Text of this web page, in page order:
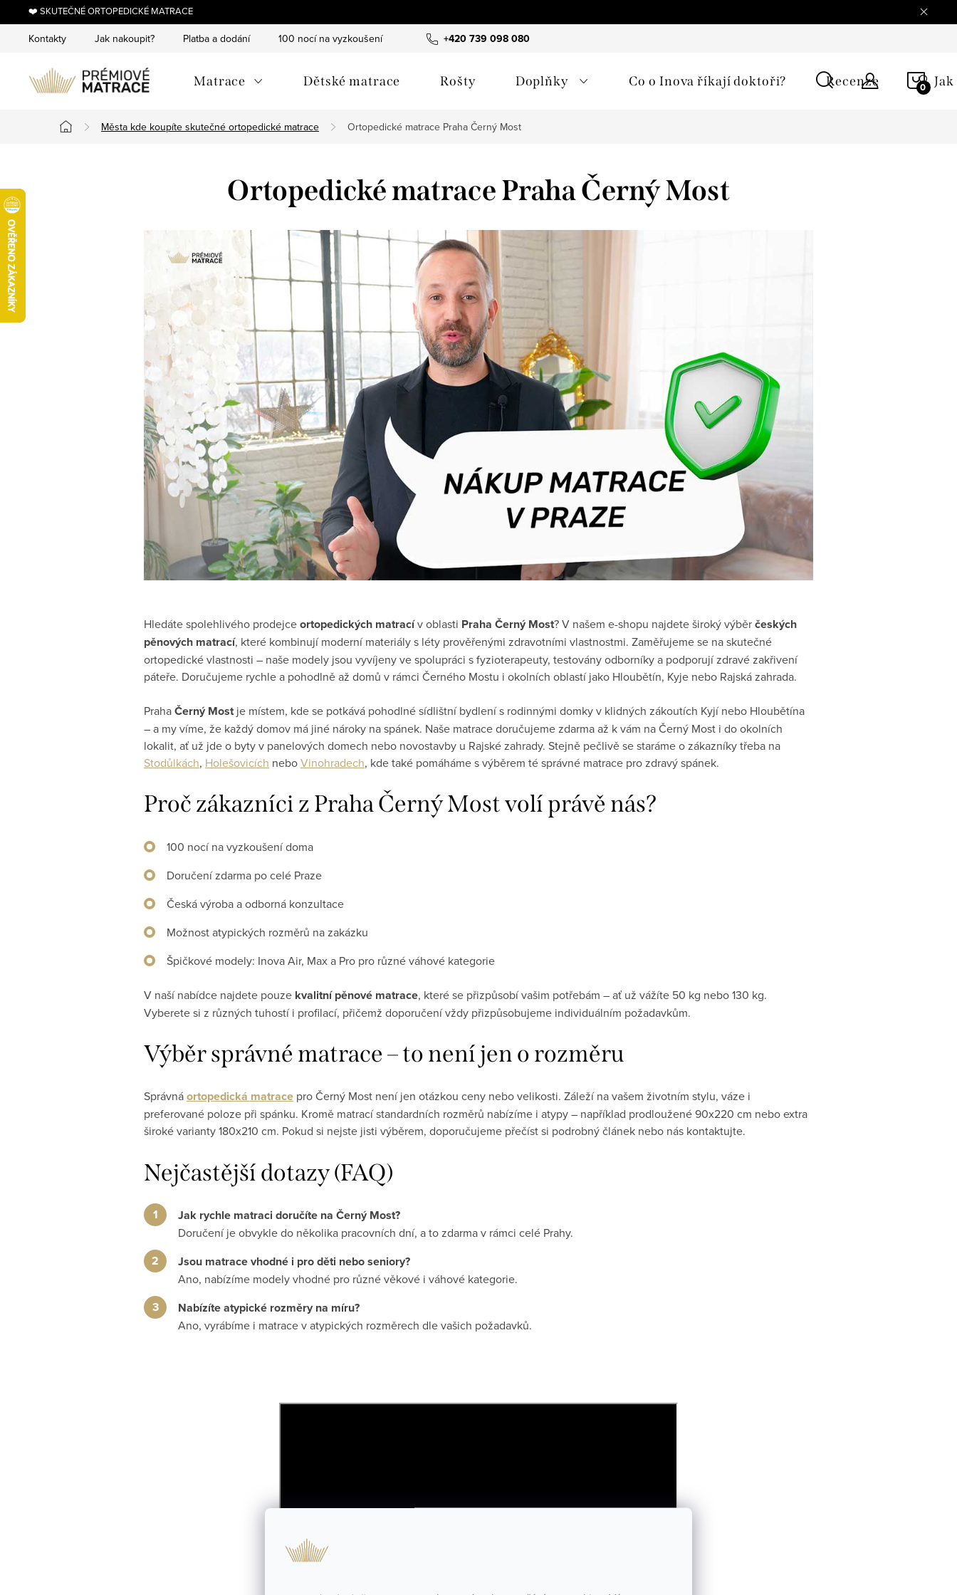
na
❤️ SKUTEČNÉ ORTOPEDICKÉ MATRACE
+420 739 098 080
Kontakty Jak nakoupit? Platba a dodání 100 nocí na vyzkoušení B2B spolupráce - hotely & designéři
Matrace Dětské matrace Rošty Doplňky Co o Inova říkají doktoři? Recenze 🔍
Domů
Města kde koupíte skutečné ortopedické matrace Ortopedické matrace Praha Černý Most
Ortopedické matrace Praha Černý Most
Hledáte spolehlivého prodejceortopedických matracív oblasti Praha Černý Most? V našem e-shopu najdete široký výběrčeských
pěnových matrací, které kombinují moderní materiály s léty prověřenými zdravotními vlastnostmi. Zaměřujeme se na skutečné
ortopedické vlastnosti – naše modely jsou vyvíjeny ve spolupráci s fyzioterapeuty, testovány odborníky a podporují zdravé zakřivení
páteře. Doručujeme rychle a pohodlně až domů v rámci Černého Mostu i okolních oblastí jako Hloubětín, Kyje nebo Rajská zahrada.
PrahaČerný Mostje místem, kde se potkává pohodlné sídlištní bydlení s rodinnými domky v klidných zákoutích Kyjí nebo Hloubětína
– a my víme, že každý domov má jiné nároky na spánek. Naše matrace doručujeme zdarma až k vám na Černý Most i do okolních
lokalit, ať už jde o byty v panelových domech nebo novostavby u Rajské zahrady. Stejně pečlivě se staráme o zákazníky třeba na
Stodůlkách, Holešovicích neboVinohradech, kde také pomáháme s výběrem té správné matrace pro zdravý spánek.
Proč zákazníci z Praha Černý Most volí právě nás?
100 nocí na vyzkoušení doma
Doručení zdarma po celé Praze
Česká výroba a odborná konzultace
Možnost atypických rozměrů na zakázku
Špičkové modely: Inova Air, Max a Pro pro různé váhové kategorie
V naší nabídce najdete pouze kvalitní pěnové matrace, které se přizpůsobí vašim potřebám – ať už vážíte 50 kg nebo 130 kg.
Vyberete si z různých tuhostí i profilací, přičemž doporučení vždy přizpůsobujeme individuálním požadavkům.
Výběr správné matrace – to není jen o rozměru
Správnáortopedická matrace pro Černý Most není jen otázkou ceny nebo velikosti. Záleží na vašem životním stylu, váze i
preferované poloze při spánku. Kromě matrací standardních rozměrů nabízíme i atypy – například prodloužené 90x220 cm nebo extra
široké varianty 180x210 cm. Pokud si nejste jisti výběrem, doporučujeme přečíst si podrobný článek nebo nás kontaktujte.
Nejčastější dotazy (FAQ)
Jak rychle matraci doručíte na Černý Most?
Doručení je obvykle do několika pracovních dní, a to zdarma v rámci celé Prahy.
Jsou matrace vhodné i pro děti nebo seniory?
Ano, nabízíme modely vhodné pro různé věkové i váhové kategorie.
Nabízíte atypické rozměry na míru?
Ano, vyrábíme i matrace v atypických rozměrech dle vašich požadavků.